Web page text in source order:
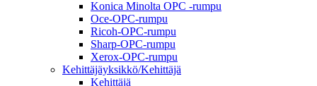
Konica Minolta OPC -rumpu
Oce-OPC-rumpu
Ricoh-OPC-rumpu
Sharp-OPC-rumpu
Xerox-OPC-rumpu
Kehittäjäyksikkö/Kehittäjä
Kehittäjä